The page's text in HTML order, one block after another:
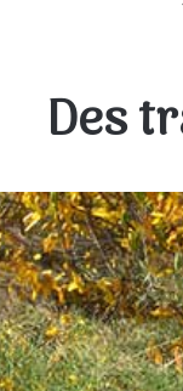
Des